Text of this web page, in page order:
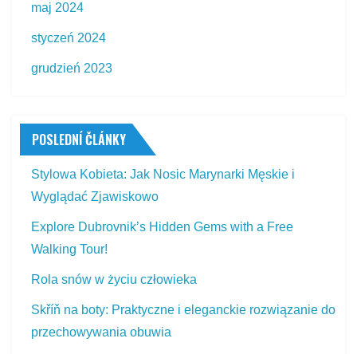
maj 2024
styczeń 2024
grudzień 2023
POSLEDNÍ ČLÁNKY
Stylowa Kobieta: Jak Nosic Marynarki Męskie i
Wyglądać Zjawiskowo
Explore Dubrovnik’s Hidden Gems with a Free
Walking Tour!
Rola snów w życiu człowieka
Skříň na boty: Praktyczne i eleganckie rozwiązanie do
przechowywania obuwia